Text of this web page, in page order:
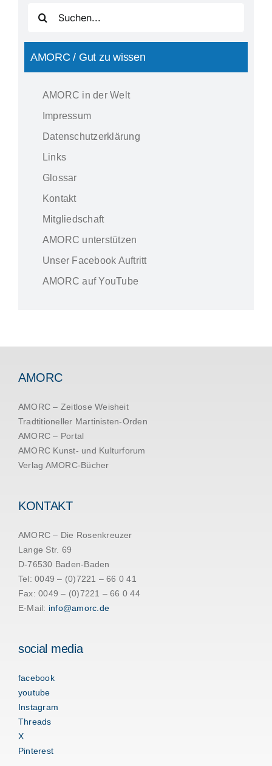
nach:
AMORC / Gut zu wissen
AMORC in der Welt
Impressum
Datenschutzerklärung
Links
Glossar
Kontakt
Mitgliedschaft
AMORC unterstützen
Unser Facebook Auftritt
AMORC auf YouTube
AMORC
AMORC – Zeitlose Weisheit
Tradtitioneller Martinisten-Orden
AMORC – Portal
AMORC Kunst- und Kulturforum
Verlag AMORC-Bücher
KONTAKT
AMORC – Die Rosenkreuzer
Lange Str. 69
D-76530 Baden-Baden
Tel: 0049 – (0)7221 – 66 0 41
Fax: 0049 – (0)7221 – 66 0 44
E-Mail: info@amorc.de
social media
facebook
youtube
Instagram
Threads
X
Pinterest